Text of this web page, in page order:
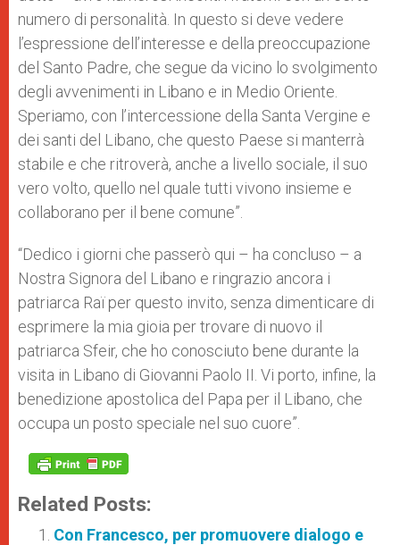
numero di personalità. In questo si deve vedere
l’espressione dell’interesse e della preoccupazione
del Santo Padre, che segue da vicino lo svolgimento
degli avvenimenti in Libano e in Medio Oriente.
Speriamo, con l’intercessione della Santa Vergine e
dei santi del Libano, che questo Paese si manterrà
stabile e che ritroverà, anche a livello sociale, il suo
vero volto, quello nel quale tutti vivono insieme e
collaborano per il bene comune”.
“Dedico i giorni che passerò qui – ha concluso – a
Nostra Signora del Libano e ringrazio ancora i
patriarca Raï per questo invito, senza dimenticare di
esprimere la mia gioia per trovare di nuovo il
patriarca Sfeir, che ho conosciuto bene durante la
visita in Libano di Giovanni Paolo II. Vi porto, infine, la
benedizione apostolica del Papa per il Libano, che
occupa un posto speciale nel suo cuore”.
Related Posts:
Con Francesco, per promuovere dialogo e